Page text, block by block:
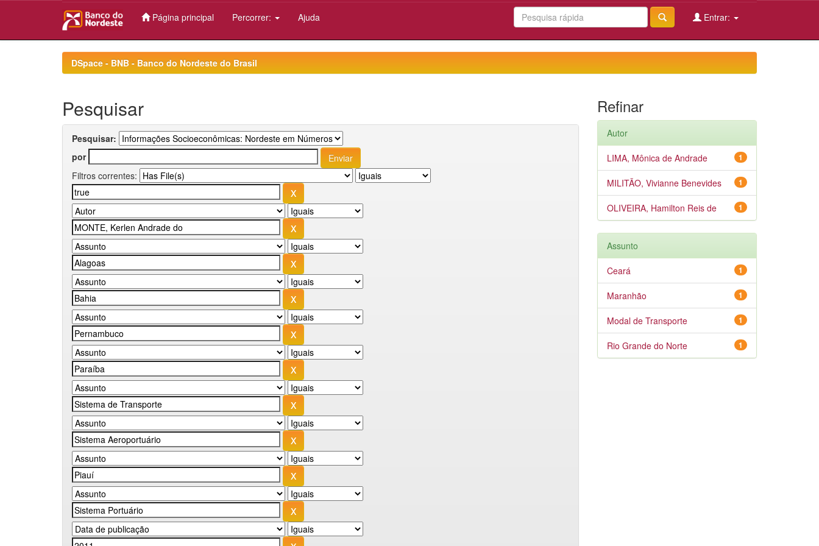
Página principal Percorrer: Ajuda Entrar:
DSpace - BNB - Banco do Nordeste do Brasil
Pesquisar
Pesquisar:
por
Filtros correntes:
Refinar
Autor
1
LIMA, Mônica de Andrade
1
MILITÃO, Vivianne Benevides
1
OLIVEIRA, Hamilton Reis de
Assunto
1
Ceará
1
Maranhão
1
Modal de Transporte
1
Rio Grande do Norte